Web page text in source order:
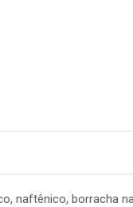
naftênico, borracha